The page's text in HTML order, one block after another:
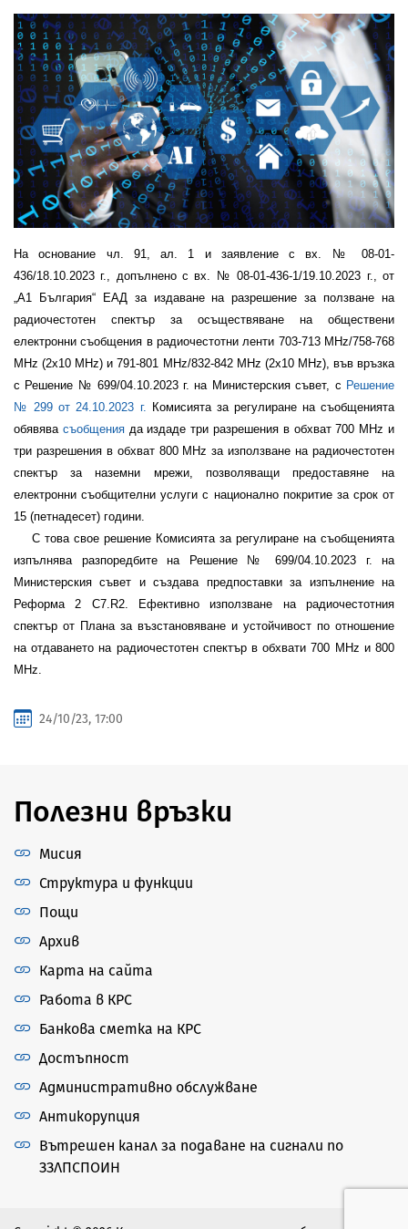
На основание чл. 91, ал. 1 и заявление с вх. № 08-01-
436/18.10.2023 г., допълнено с вх. № 08-01-436-1/19.10.2023 г., от
„А1 България“ ЕАД за издаване на разрешение за ползване на
радиочестотен спектър за осъществяване на обществени
електронни съобщения в радиочестотни ленти 703-713 MHz/758-768
MHz (2х10 MHz) и 791-801 MHz/832-842 MHz (2х10 MHz), във връзка
с Решение № 699/04.10.2023 г. на Министерския съвет, с Решение
№ 299 от 24.10.2023 г. Комисията за регулиране на съобщенията
обявява съобщенияда издаде три разрешения в обхват 700 MHz и
три разрешения в обхват 800 MHz за използване на радиочестотен
спектър за наземни мрежи, позволяващи предоставяне на
електронни съобщителни услуги с национално покритие за срок от
15 (петнадесет) години.
С това свое решение Комисията за регулиране на съобщенията
изпълнява разпоредбите на Решение № 699/04.10.2023 г. на
Министерския съвет и създава предпоставки за изпълнение на
Реформа 2 C7.R2. Ефективно използване на радиочестотния
спектър от Плана за възстановяване и устойчивост по отношение
на отдаването на радиочестотен спектър в обхвати 700 MHz и 800
MHz.
24/10/23, 17:00
Полезни връзки
Мисия
Структура и функции
Пощи
Архив
Карта на сайта
Работа в КРС
Банкова сметка на КРС
Достъпност
Административно обслужване
Антикорупция
Вътрешен канал за подаване на сигнали по
ЗЗЛПСПОИН